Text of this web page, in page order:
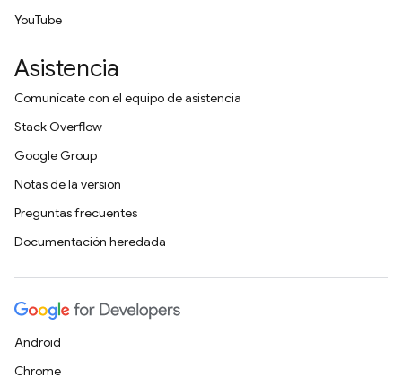
YouTube
Asistencia
Comunícate con el equipo de asistencia
Stack Overflow
Google Group
Notas de la versión
Preguntas frecuentes
Documentación heredada
Android
Chrome